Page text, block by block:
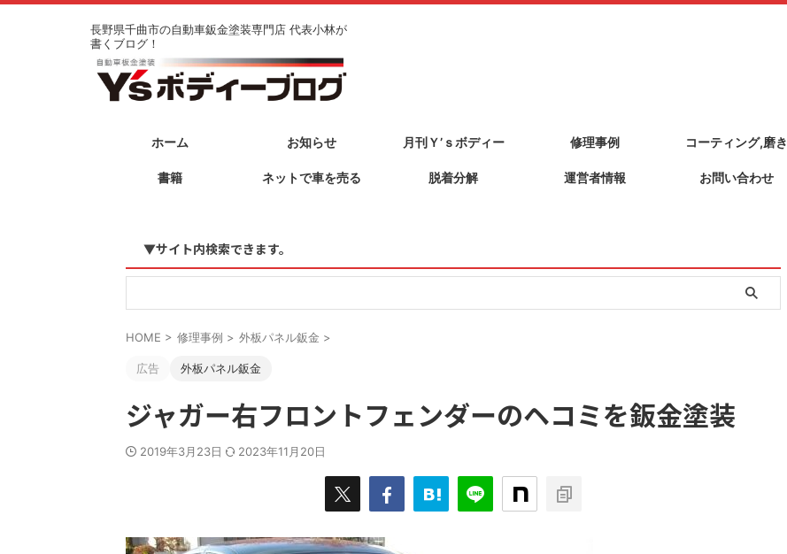
長野県千曲市の自動車鈑金塗装専門店 代表小林が
書くブログ！
ホーム お知らせ 月刊Ｙ’ｓボディー 修理事例 コーティング,磨き
書籍 ネットで車を売る 脱着分解 運営者情報 お問い合わせ
▼サイト内検索できます。
HOME > 修理事例 > 外板パネル鈑金 >
広告 外板パネル鈑金
ジャガー右フロントフェンダーのヘコミを鈑金塗装
2019年3月23日 2023年11月20日